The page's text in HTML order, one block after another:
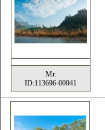
Mr.
ID:113696-00041